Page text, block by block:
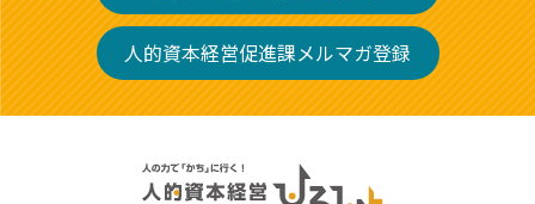
人的資本経営促進課メルマガ登録